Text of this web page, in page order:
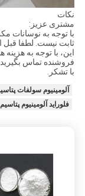
نکات
مشتری عزیز:
با توجه به نوسانات
ثابت نیست. لطفا قبل
این، با توجه به
فروشنده تماس
با تشکر.
آلومینیوم سولفات
فلوراید آلومینیوم پتاسیم